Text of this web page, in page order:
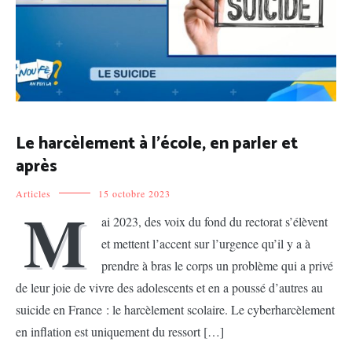
Le harcèlement à l’école, en parler et
après
Articles 15 octobre 2023
M
ai 2023, des voix du fond du rectorat s’élèvent
et mettent l’accent sur l’urgence qu’il y a à
prendre à bras le corps un problème qui a privé
de leur joie de vivre des adolescents et en a poussé d’autres au
suicide en France : le harcèlement scolaire. Le cyberharcèlement
en inflation est uniquement du ressort […]